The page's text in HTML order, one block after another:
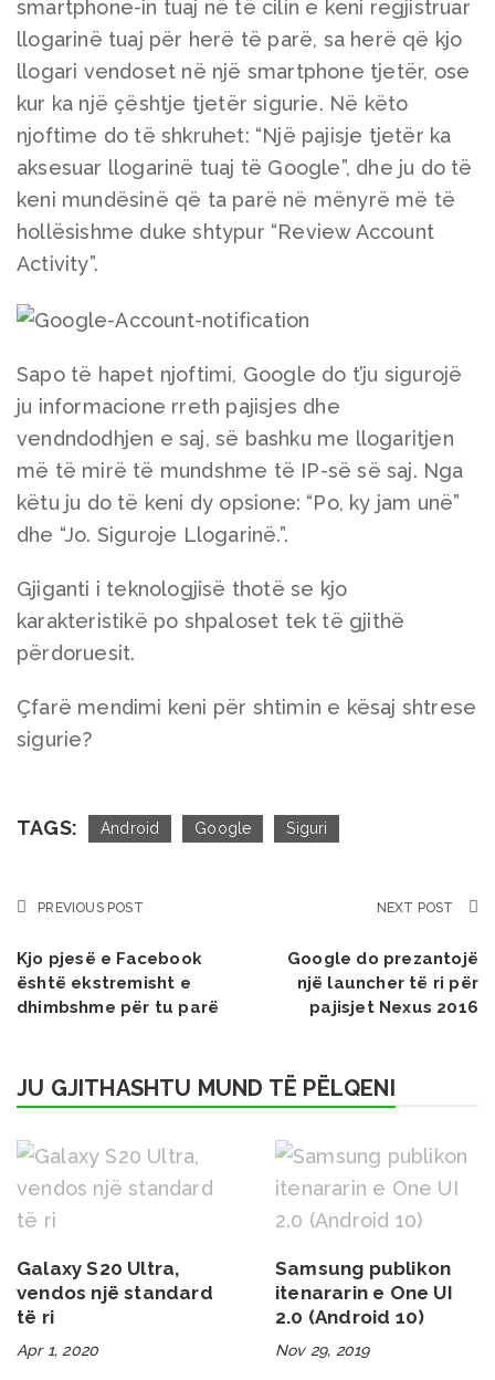
smartphone-in tuaj në të cilin e keni regjistruar
llogarinë tuaj për herë të parë, sa herë që kjo
llogari vendoset në një smartphone tjetër, ose
kur ka një çështje tjetër sigurie. Në këto
njoftime do të shkruhet: “Një pajisje tjetër ka
aksesuar llogarinë tuaj të Google”, dhe ju do të
keni mundësinë që ta parë në mënyrë më të
hollësishme duke shtypur “Review Account
Activity”.
Sapo të hapet njoftimi, Google do t’ju sigurojë
ju informacione rreth pajisjes dhe
vendndodhjen e saj, së bashku me llogaritjen
më të mirë të mundshme të IP-së së saj. Nga
këtu ju do të keni dy opsione: “Po, ky jam unë”
dhe “Jo. Siguroje Llogarinë.”.
Gjiganti i teknologjisë thotë se kjo
karakteristikë po shpaloset tek të gjithë
përdoruesit.
Çfarë mendimi keni për shtimin e kësaj shtrese
sigurie?
TAGS: Android Google Siguri
PREVIOUS POST
Kjo pjesë e Facebook
është ekstremisht e
dhimbshme për tu parë
NEXT POST
Google do prezantojë
një launcher të ri për
pajisjet Nexus 2016
JU GJITHASHTU MUND TË PËLQENI
Galaxy S20 Ultra,
vendos një standard
të ri
Apr 1, 2020
Samsung publikon
itenararin e One UI
2.0 (Android 10)
Nov 29, 2019